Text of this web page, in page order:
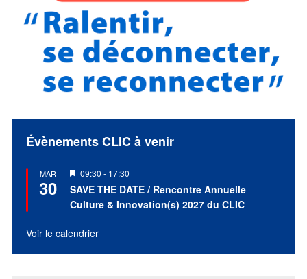
Évènements CLIC à venir
MAR
30
Mis
en
avant
09:30 - 17:30
SAVE THE DATE / Rencontre Annuelle
Culture & Innovation(s) 2027 du CLIC
Voir le calendrier